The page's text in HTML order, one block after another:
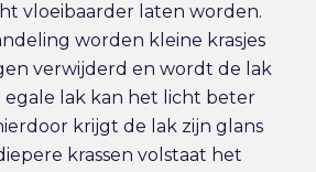
vloeibaarder laten worden.
worden kleine krasjes
verwijderd en wordt de lak
egale lak kan het licht beter
krijgt de lak zijn glans
krassen volstaat het